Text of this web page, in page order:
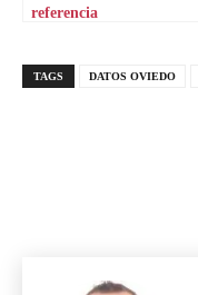
referencia
TAGS DATOS OVIEDO